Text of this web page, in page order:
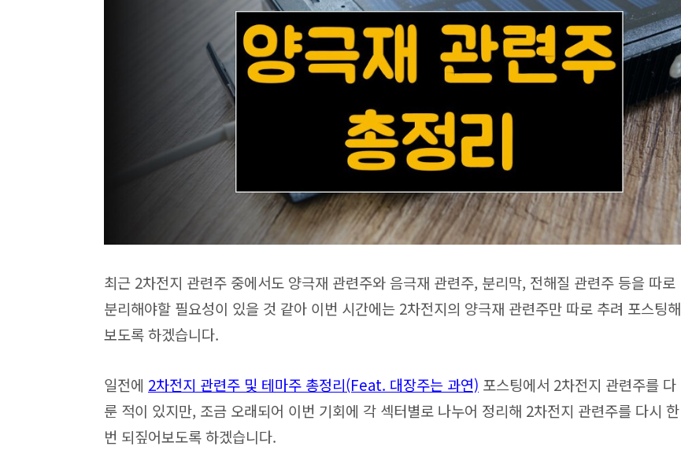
최근 2차전지 관련주 중에서도 양극재 관련주와 음극재 관련주, 분리막, 전해질 관련주 등을 따로
분리해야할 필요성이 있을 것 같아 이번 시간에는 2차전지의 양극재 관련주만 따로 추려 포스팅해
보도록 하겠습니다.
일전에 2차전지 관련주 및 테마주 총정리(Feat. 대장주는 과연) 포스팅에서 2차전지 관련주를 다
룬 적이 있지만, 조금 오래되어 이번 기회에 각 섹터별로 나누어 정리해 2차전지 관련주를 다시 한
번 되짚어보도록 하겠습니다.